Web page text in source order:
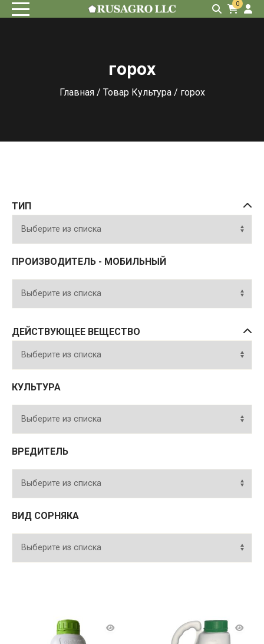
0
горох
Главная/ Товар Культура / горох
ТИП
ПРОИЗВОДИТЕЛЬ - МОБИЛЬНЫЙ
ДЕЙСТВУЮЩЕЕ ВЕЩЕСТВО
КУЛЬТУРА
ВРЕДИТЕЛЬ
ВИД СОРНЯКА